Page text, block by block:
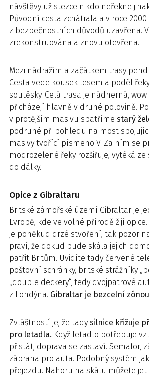
návštěvy už stezce nikdo neřekne
Původní cesta zchátrala a v roce 2000
z bezpečnostních důvodů uzavřena.
zrekonstruována a znovu otevřena.
Mezi nádražím a začátkem trasy
Cesta vede kousek lesem a podél
soutěsky. Celá trasa je nádherná,
přicházejí hlavně v druhé polovině.
v protějším masivu spatříme starý
podruhé při pohledu na most
masivy tvořící písmeno V. Za ním se
modrozelené řeky rozšiřuje, vytéká
do dálky.
Opice z Gibraltaru
Britské zámořské území Gibraltar je
Evropě, kde ve volné přírodě žijí
je poněkud drzé stvoření, tak pozor
praví, že dokud bude skála jejich
patřit Britům. Uvidíte tady červené
poštovní schránky, britské strážníky
„double deckery“, tedy dvojpatrové
z Londýna. Gibraltar je bezcelní
Zvláštností je, že tady silnice křižuje
pro letadla. Když letadlo potřebuje
přistát, doprava se zastaví. Semafor,
zábrana pro auta. Podobný systém
přejezdu. Nahoru na skálu můžete jet